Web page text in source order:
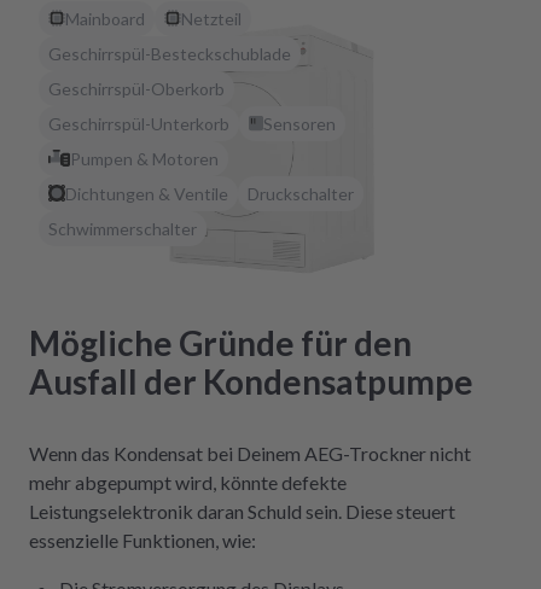
Mainboard
Netzteil
Geschirrspül-Besteckschublade
Geschirrspül-Oberkorb
Geschirrspül-Unterkorb
Sensoren
Pumpen & Motoren
Dichtungen & Ventile
Druckschalter
Schwimmerschalter
Mögliche Gründe für den
Ausfall der Kondensatpumpe
Wenn das Kondensat bei Deinem AEG-Trockner nicht
mehr abgepumpt wird, könnte defekte
Leistungselektronik daran Schuld sein. Diese steuert
essenzielle Funktionen, wie: